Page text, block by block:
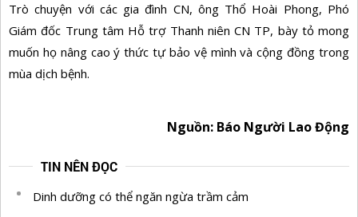
Trò chuyện với các gia đình CN, ông Thổ Hoài Phong, Phó
Giám đốc Trung tâm Hỗ trợ Thanh niên CN TP, bày tỏ mong
muốn họ nâng cao ý thức tự bảo vệ mình và cộng đồng trong
mùa dịch bệnh.
Nguồn: Báo Người Lao Động
TIN NÊN ĐỌC
Dinh dưỡng có thể ngăn ngừa trầm cảm